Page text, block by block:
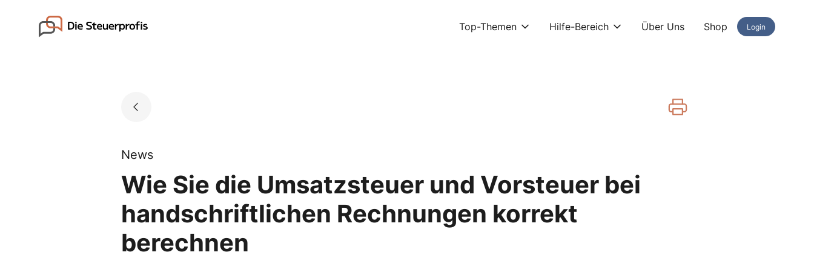
Go to landing page. Top-Themen Hilfe-Bereich Über Uns Shop Login
News
Wie Sie die Umsatzsteuer und Vorsteuer bei
handschriftlichen Rechnungen korrekt
berechnen